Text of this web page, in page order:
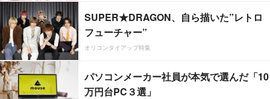
SUPER★DRAGON、自ら描いた”レトロ
フューチャー”
オリコンタイアップ特集
パソコンメーカー社員が本気で選んだ「10
万円台PC３選」